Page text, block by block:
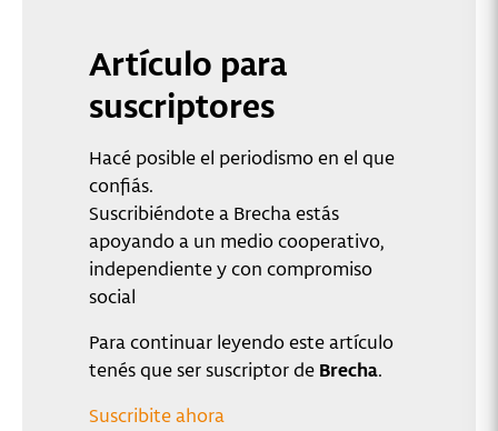
Artículo para
suscriptores
Hacé posible el periodismo en el que
confiás.
Suscribiéndote a Brecha estás
apoyando a un medio cooperativo,
independiente y con compromiso
social
Para continuar leyendo este artículo
tenés que ser suscriptor de Brecha.
Suscribite ahora